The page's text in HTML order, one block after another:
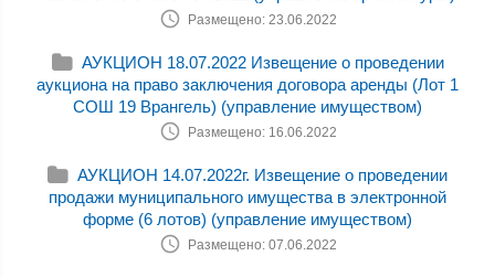
Размещено: 23.06.2022
АУКЦИОН 18.07.2022 Извещение о проведении
аукциона на право заключения договора аренды (Лот 1
СОШ 19 Врангель) (управление имуществом)
Размещено: 16.06.2022
АУКЦИОН 14.07.2022г. Извещение о проведении
продажи муниципального имущества в электронной
форме (6 лотов) (управление имуществом)
Размещено: 07.06.2022